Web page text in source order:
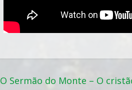
O Sermão do Monte – O